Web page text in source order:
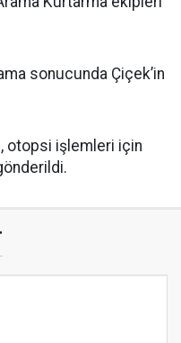
sonucunda Çiçek’in
otopsi işlemleri için